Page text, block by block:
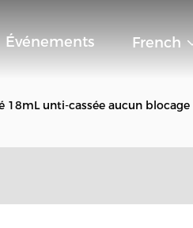
Événements French
unti-cassée aucun blocage